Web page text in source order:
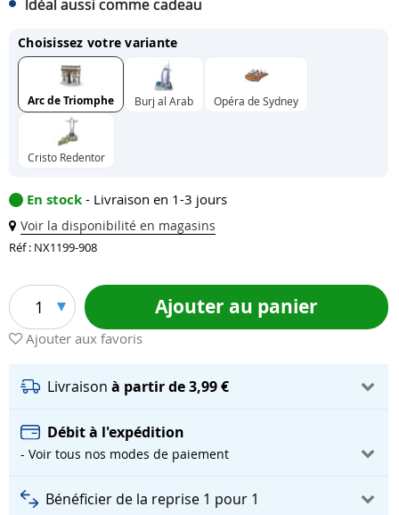
Idéal aussi comme cadeau
Choisissez votre variante
Arc de Triomphe Burj al Arab Opéra de Sydney
Cristo Redentor
En stock - Livraison en 1-3 jours
Voir la disponibilité en magasins
Réf : NX1199-908
1 Ajouter au panier
Ajouter aux favoris
Livraison à partir de 3,99 €
Débit à l'expédition
- Voir tous nos modes de paiement
Bénéficier de la reprise 1 pour 1